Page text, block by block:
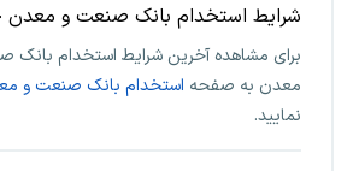
شرایط استخدام بانک صنعت و
برای مشاهده آخرین شرایط استخدام بانک
معدن به صفحه استخدام بانک صنعت و
نمایید.